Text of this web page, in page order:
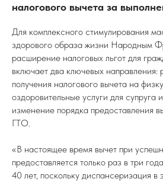
налогового вычета за
Для комплексного стимулирования
здорового образа жизни Народным
расширение налоговых льгот для
включает два ключевых
получения налогового вычета на
оздоровительные услуги для супруга
изменение порядка предоставления
ГТО.
«В настоящее время вычет при
предоставляется только раз в три
40 лет, поскольку диспансеризация в